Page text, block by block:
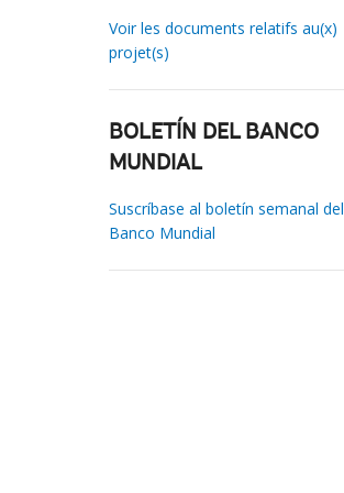
Voir les documents relatifs au(x)
projet(s)
BOLETÍN DEL BANCO
MUNDIAL
Suscríbase al boletín semanal del
Banco Mundial